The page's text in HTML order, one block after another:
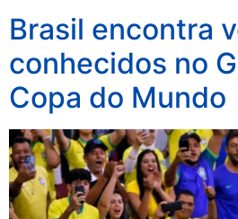
Brasil encontra
conhecidos no
Copa do Mundo